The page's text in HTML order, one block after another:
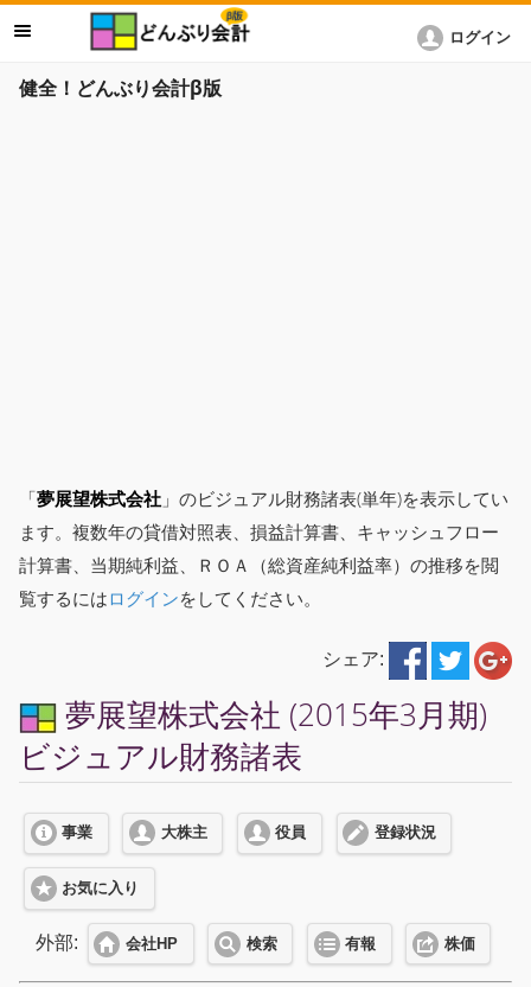
健全！どんぶり会計β版
ログイン
「夢展望株式会社 」のビジュアル財務諸表(単年)を表示してい
ます。複数年の貸借対照表、損益計算書、キャッシュフロー
計算書、当期純利益、ＲＯＡ（総資産純利益率）の推移を閲
覧するにはログインをしてください。
シェア:
夢展望株式会社 (2015年3月期)
ビジュアル財務諸表
事業 大株主 役員 登録状況
お気に入り
外部: 会社HP 検索 有報 株価